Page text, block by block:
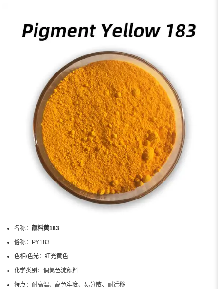
名称： 颜料黄183
俗称： PY183
色相/色光： 红光黄色
化学类别： 偶氮色淀颜料
特点： 耐高温、高色牢度、易分散、耐迁移